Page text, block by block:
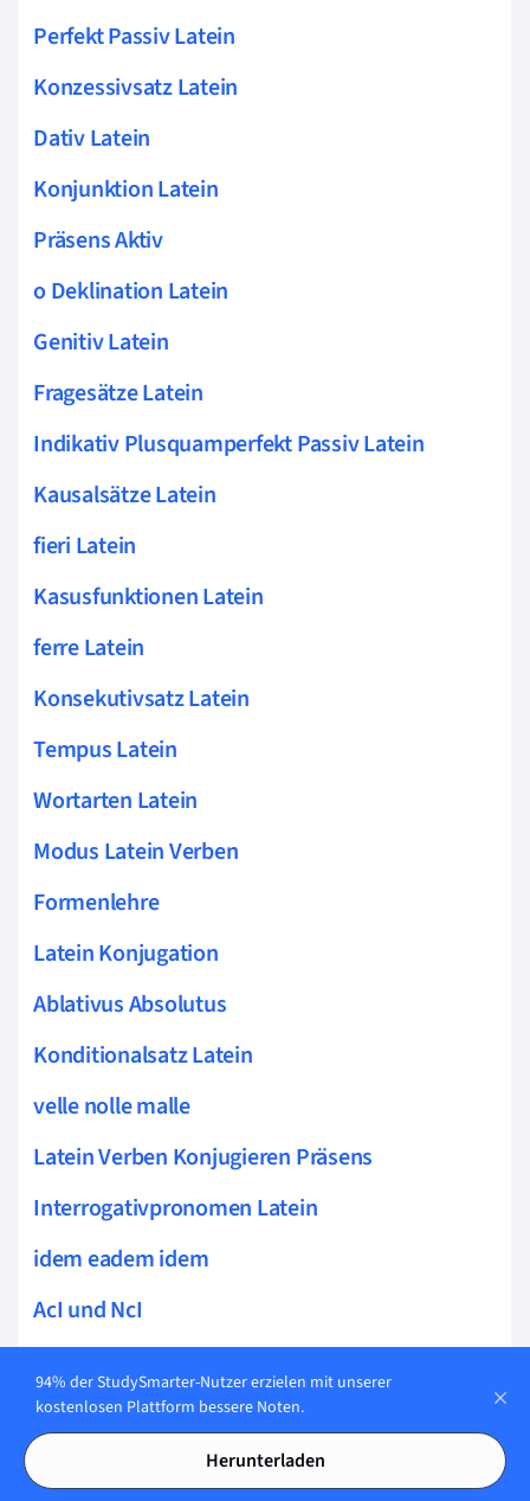
Perfekt Passiv Latein
Konzessivsatz Latein
Dativ Latein
Konjunktion Latein
Präsens Aktiv
o Deklination Latein
Genitiv Latein
Fragesätze Latein
Indikativ Plusquamperfekt Passiv Latein
Kausalsätze Latein
fieri Latein
Kasusfunktionen Latein
ferre Latein
Konsekutivsatz Latein
Tempus Latein
Wortarten Latein
Modus Latein Verben
Formenlehre
Latein Konjugation
Ablativus Absolutus
Konditionalsatz Latein
velle nolle malle
Latein Verben Konjugieren Präsens
Interrogativpronomen Latein
idem eadem idem
AcI und NcI
Futur I Aktiv Latein
94% der StudySmarter-Nutzer erzielen mit unserer
kostenlosen Plattform bessere Noten.
Herunterladen